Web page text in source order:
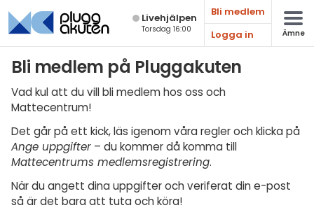
Live­hjälpen
Torsdag 16:00
Bli medlem
Logga in
Ämne
Bli medlem på Pluggakuten
Vad kul att du vill bli medlem hos oss och
Mattecentrum!
Det går på ett kick, läs igenom våra regler och klicka på
Ange uppgifter – du kommer då komma till
Mattecentrums medlemsregistrering.
När du angett dina uppgifter och veriferat din e-post
så är det bara att tuta och köra!
Matematik
Fysik
Biologi
Teknik & Bygg
Programmering